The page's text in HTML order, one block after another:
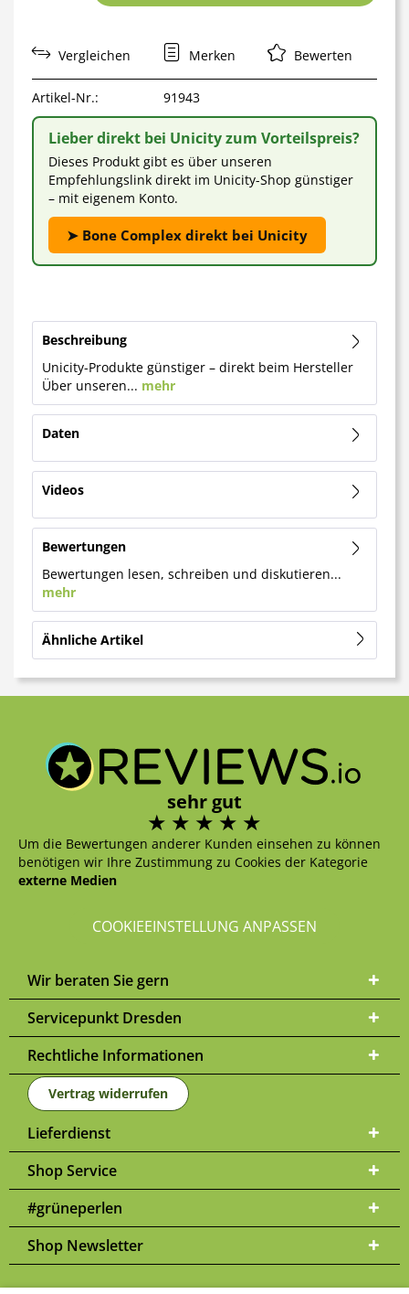
Vergleichen Merken Bewerten
Artikel-Nr.: 91943
Lieber direkt bei Unicity zum Vorteilspreis?
Dieses Produkt gibt es über unseren
Empfehlungslink direkt im Unicity-Shop günstiger
– mit eigenem Konto.
➤ Bone Complex direkt bei Unicity
Beschreibung
Unicity-Produkte günstiger – direkt beim Hersteller
Über unseren... mehr
Daten
Videos
Bewertungen
Bewertungen lesen, schreiben und diskutieren...
mehr
Ähnliche Artikel
sehr gut
Um die Bewertungen anderer Kunden einsehen zu können
benötigen wir Ihre Zustimmung zu Cookies der Kategorie
externe Medien
COOKIEEINSTELLUNG ANPASSEN
Wir beraten Sie gern
Servicepunkt Dresden
Rechtliche Informationen
Vertrag widerrufen
Lieferdienst
Shop Service
#grüneperlen
Shop Newsletter